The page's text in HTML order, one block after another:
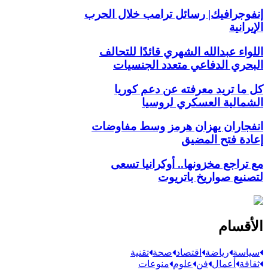
إنفوجرافيك| رسائل ترامب خلال الحرب
الإيرانية
اللواء عبدالله الشهري قائدًا للتحالف
البحري الدفاعي متعدد الجنسيات
كل ما تريد معرفته عن دعم كوريا
الشمالية العسكري لروسيا
انفجاران يهزان هرمز وسط مفاوضات
إعادة فتح المضيق
مع تراجع مخزونها.. أوكرانيا تسعى
لتصنيع صواريخ باتريوت
الأقسام
سياسة رياضة اقتصاد صحة تقنية
ثقافة أعمال فن علوم منوعات